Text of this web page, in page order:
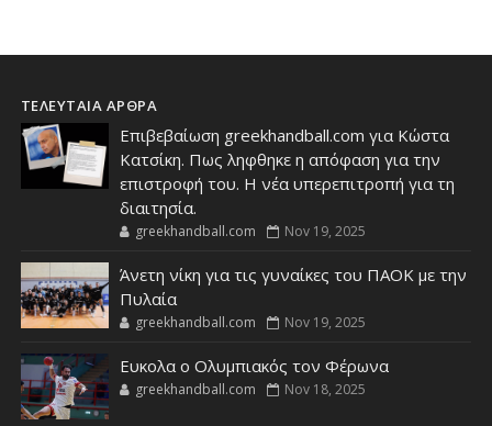
ΤΕΛΕΥΤΑΙΑ ΑΡΘΡΑ
Επιβεβαίωση greekhandball.com για Κώστα
Κατσίκη. Πως ληφθηκε η απόφαση για την
επιστροφή του. Η νέα υπερεπιτροπή για τη
διαιτησία.
greekhandball.com Nov 19, 2025
Άνετη νίκη για τις γυναίκες του ΠΑΟΚ με την
Πυλαία
greekhandball.com Nov 19, 2025
Ευκολα ο Ολυμπιακός τον Φέρωνα
greekhandball.com Nov 18, 2025